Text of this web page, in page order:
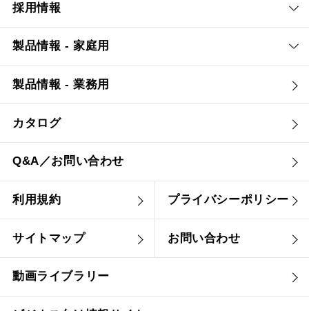
採用情報
製品情報 - 家庭用
製品情報 - 業務用
カタログ
Q&A／お問い合わせ
利用規約 プライバシーポリシー
サイトマップ お問い合わせ
動画ライブラリー